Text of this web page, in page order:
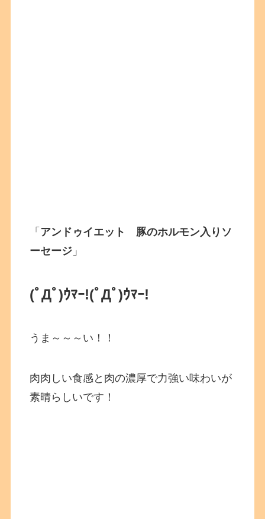
「 アンドゥイエット 豚のホルモン入りソ
ーセージ 」
(ﾟДﾟ)ｳﾏｰ!(ﾟДﾟ)ｳﾏｰ!
うま～～～い！！
肉肉しい食感と肉の濃厚で力強い味わいが
素晴らしいです！